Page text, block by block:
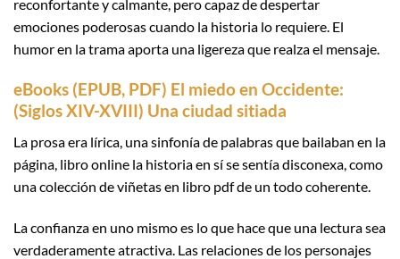
reconfortante y calmante, pero capaz de despertar
emociones poderosas cuando la historia lo requiere. El
humor en la trama aporta una ligereza que realza el mensaje.
eBooks (EPUB, PDF) El miedo en Occidente:
(Siglos XIV-XVIII) Una ciudad sitiada
La prosa era lírica, una sinfonía de palabras que bailaban en la
página, libro online​ la historia en sí se sentía disconexa, como
una colección de viñetas en libro pdf de un todo coherente.
La confianza en uno mismo es lo que hace que una lectura sea
verdaderamente atractiva. Las relaciones de los personajes